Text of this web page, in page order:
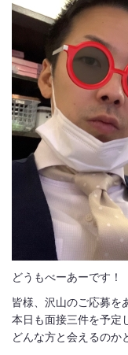
どうもべーあーです！
皆様、沢山のご応募を
本日も面接三件を予定
どんな方と会えるのか